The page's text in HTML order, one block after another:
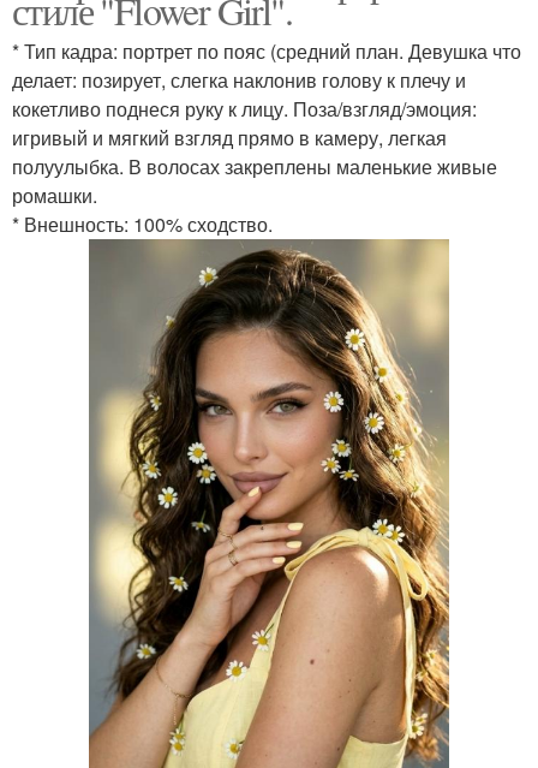
* Тип кадра: портрет по пояс (средний план. Девушка что
делает: позирует, слегка наклонив голову к плечу и
кокетливо поднеся руку к лицу. Поза/взгляд/эмоция:
игривый и мягкий взгляд прямо в камеру, легкая
полуулыбка. В волосах закреплены маленькие живые
ромашки.
* Внешность: 100% сходство.